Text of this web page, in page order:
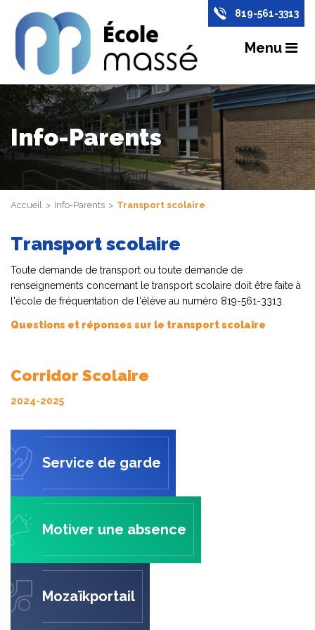
819-561-3313
Menu
Info-Parents
Accueil Info-Parents Transport scolaire
Transport scolaire
Toute demande de transport ou toute demande de
renseignements concernant le transport scolaire doit être faite à
l'école de fréquentation de l'élève au numéro 819-561-3313.
Questions et réponses sur le transport scolaire
Corridor Scolaire
2024-2025
Service de garde
Motiver une absence
Mozaïkportail